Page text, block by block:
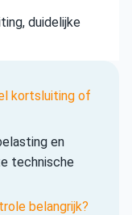
duidelijke
kortsluiting of
en
technische
belangrijk?